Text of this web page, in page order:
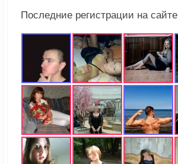
Последние регистрации на сайте